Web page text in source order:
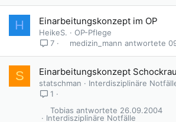
H Einarbeitungskonzept im OP
HeikeS.
OP-Pflege
7
medizin_mann
S Einarbeitungskonzept
statschman
Interdisziplinäre
1
Interdisziplinäre Notfälle
26.09.2004
Tobias